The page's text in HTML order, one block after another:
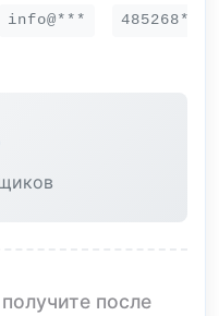
info@*** 485268***
после